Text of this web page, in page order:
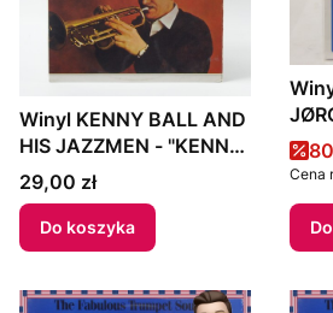
Winyl KENNY BALL AND
HIS JAZZMEN - "KENNY
BALL'S GOLDEN HITS"
1966 UK
Cena
29,00 zł
Do koszyka
Cena